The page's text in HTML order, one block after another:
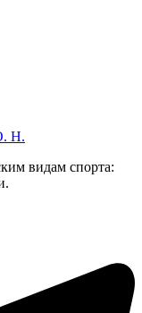
Н.
видам спорта: